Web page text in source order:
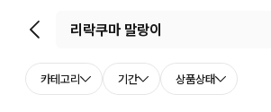
뒤로가기
카테고리 기간 상품상태